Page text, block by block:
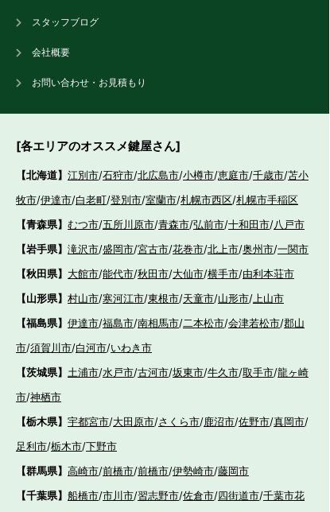
スタッフブログ
会社概要
お問い合わせ・お見積もり
[各エリアのオススメ鍵屋さん]
【北海道】 江別市/石狩市/北広島市/小樽市/恵庭市/千歳市/苫小
牧市/伊達市/白老町/登別市/室蘭市/札幌市西区/札幌市手稲区
【青森県】 むつ市/五所川原市/青森市/弘前市/十和田市/八戸市
【岩手県】 滝沢市/盛岡市/宮古市/花巻市/北上市/奥州市/一関市
【秋田県】 大館市/能代市/秋田市/大仙市/横手市/由利本荘市
【山形県】 村山市/寒河江市/東根市/天童市/山形市/ 上山市
【福島県】 伊達市/福島市/南相馬市/二本松市/会津若松市/郡山
市/須賀川市/白河市/いわき市
【茨城県】 土浦市/水戸市/古河市/坂東市/牛久市/取手市/龍ヶ崎
市/神栖市
【栃木県】 宇都宮市/大田原市/さくら市/鹿沼市/佐野市/真岡市/
足利市/栃木市/下野市
【群馬県】 高崎市/前橋市/前橋市/伊勢崎市/藤岡市
【千葉県】 船橋市/市川市/習志野市/佐倉市/四街道市/千葉市花